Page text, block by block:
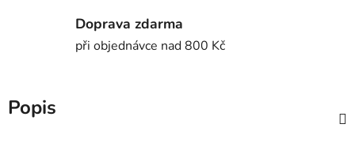
Doprava zdarma
při objednávce nad 800 Kč
Popis